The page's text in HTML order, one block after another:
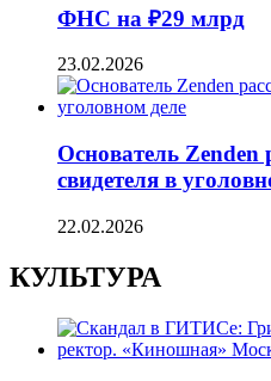
ФНС на ₽29 млрд
23.02.2026
Основатель Zenden
свидетеля в
22.02.2026
КУЛЬТУРА